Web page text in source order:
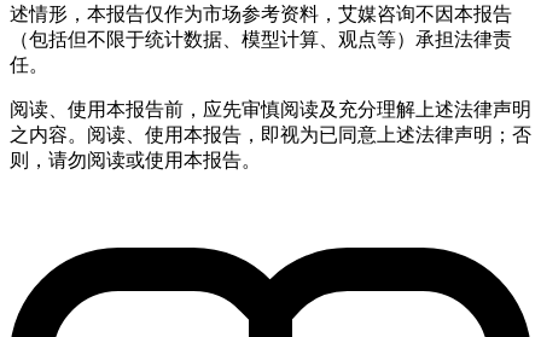
述情形，本报告仅作为市场参考资料，艾媒咨询不因本报告
（包括但不限于统计数据、模型计算、观点等）承担法律责
任。
阅读、使用本报告前，应先审慎阅读及充分理解上述法律声明
之内容。阅读、使用本报告，即视为已同意上述法律声明；否
则，请勿阅读或使用本报告。